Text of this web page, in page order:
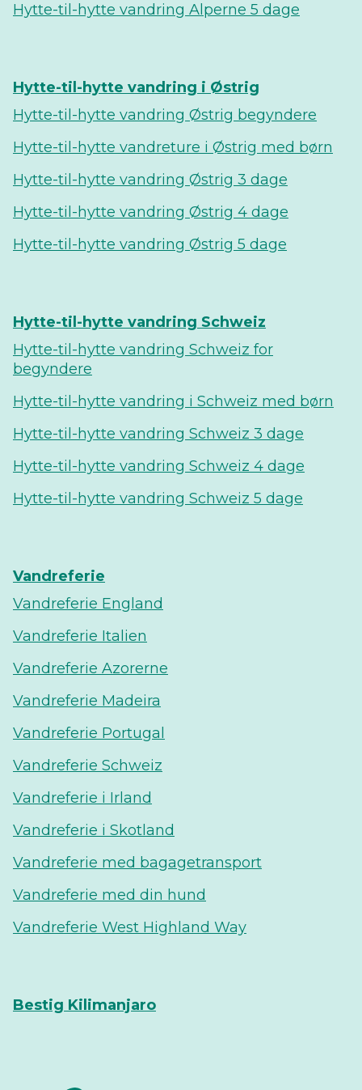
Hytte-til-hytte vandring Alperne 5 dage
Hytte-til-hytte vandring i Østrig
Hytte-til-hytte vandring Østrig begyndere
Hytte-til-hytte vandreture i Østrig med børn
Hytte-til-hytte vandring Østrig 3 dage
Hytte-til-hytte vandring Østrig 4 dage
Hytte-til-hytte vandring Østrig 5 dage
Hytte-til-hytte vandring Schweiz
Hytte-til-hytte vandring Schweiz for
begyndere
Hytte-til-hytte vandring i Schweiz med børn
Hytte-til-hytte vandring Schweiz 3 dage
Hytte-til-hytte vandring Schweiz 4 dage
Hytte-til-hytte vandring Schweiz 5 dage
Vandreferie
Vandreferie England
Vandreferie Italien
Vandreferie Azorerne
Vandreferie Madeira
Vandreferie Portugal
Vandreferie Schweiz
Vandreferie i Irland
Vandreferie i Skotland
Vandreferie med bagagetransport
Vandreferie med din hund
Vandreferie West Highland Way
Bestig Kilimanjaro